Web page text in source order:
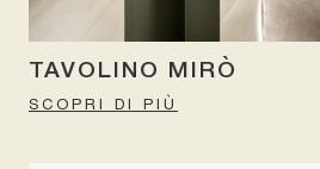
TAVOLINO MIRÒ
SCOPRI DI PIÙ